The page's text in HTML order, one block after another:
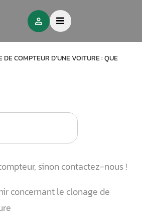
DE COMPTEUR D’UNE VOITURE : QUE
sinon contactez-nous !
concernant le clonage de